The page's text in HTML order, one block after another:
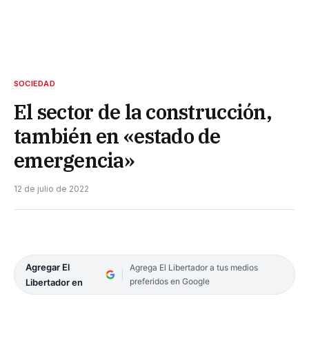
SOCIEDAD
El sector de la construcción,
también en «estado de
emergencia»
12 de julio de 2022
Agregar El
Libertador en
Agrega El Libertador a tus medios
preferidos en Google